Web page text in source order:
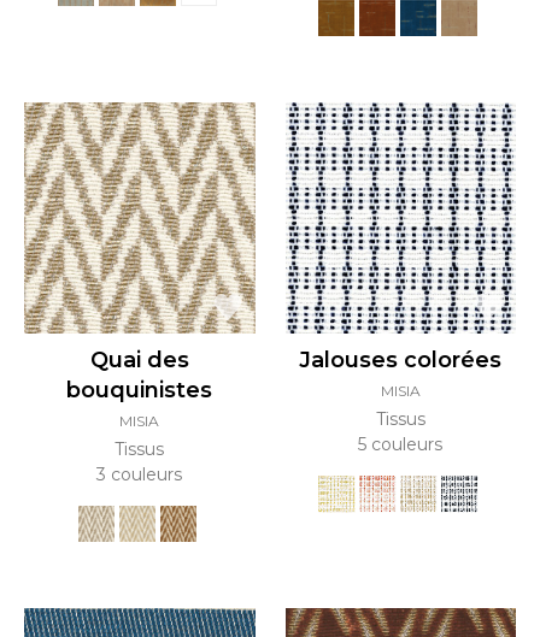
Quai des
bouquinistes
MISIA
Tissus
3 couleurs
Jalouses colorées
MISIA
Tissus
5 couleurs